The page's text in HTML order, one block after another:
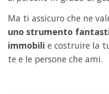
Ma ti assicuro che ne
uno strumento
immobili e costruire la
te e le persone che ami.